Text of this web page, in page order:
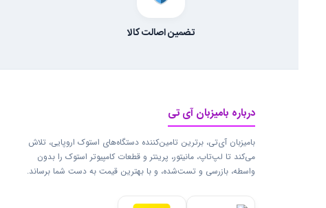
تضمین اصالت کالا
درباره بامیزبان آی تی
بامیزبان آی‌تی، برترین تامین‌کننده دستگاه‌های استوک اروپایی، تلاش
می‌کند تا لپ‌تاپ، مانیتور، پرینتر و قطعات کامپیوتر استوک را بدون
واسطه، بازرسی و تست‌شده، و با بهترین قیمت به دست شما برساند.